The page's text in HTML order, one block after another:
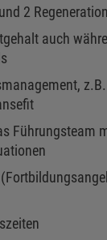
2
auch
Führungsteam